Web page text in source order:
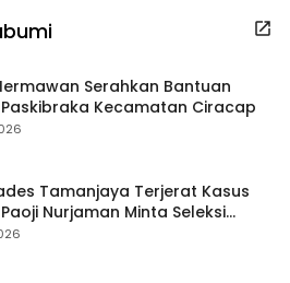
Serahkan Bantuan
Kecamatan Ciracap
Tamanjaya Terjerat Kasus
Nurjaman Minta Seleksi
Diperketat